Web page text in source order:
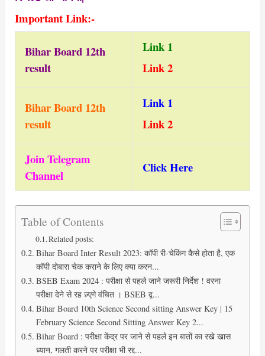
Important Link:-
Bihar Board 12th
result
Link 1
Link 2
Bihar Board 12th
result
Link 1
Link 2
Join Telegram
Channel
Click Here
Table of Contents
Related posts:
Bihar Board Inter Result 2023: कॉपी री-चेकिंग कैसे होता है, एक
कॉपी दोबारा चेक कराने के लिए क्या करन...
BSEB Exam 2024 : परीक्षा से पहले जाने जरूरी निर्देश ! वरना
परीक्षा देने से रह ज़्एगे वंचित । BSEB द्व...
Bihar Board 10th Science Second sitting Answer Key | 15
February Science Second Sitting Answer Key 2...
Bihar Board : परीक्षा केंद्र पर जाने से पहले इन बातों का रखे खास
ध्यान, गलती करने पर परीक्षा भी रद्द...